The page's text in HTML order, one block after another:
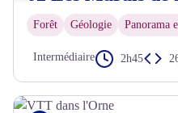
Forêt Géologie Panorama
Intermédiaire 2h45